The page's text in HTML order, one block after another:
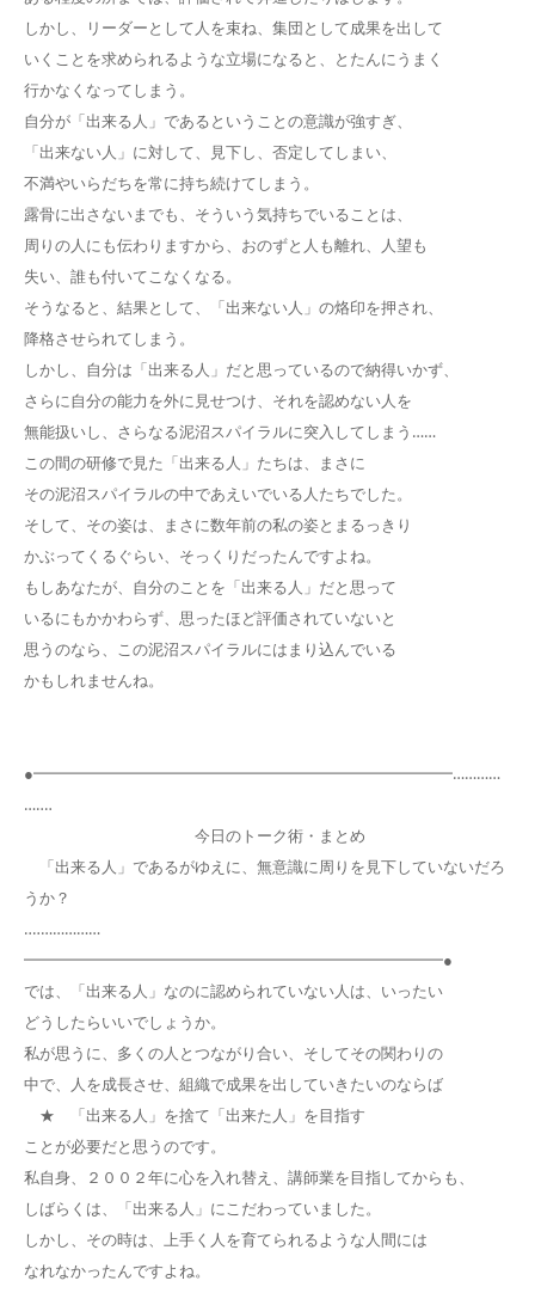
しかし、リーダーとして人を束ね、集団として成果を出して
いくことを求められるような立場になると、とたんにうまく
行かなくなってしまう。
自分が「出来る人」であるということの意識が強すぎ、
「出来ない人」に対して、見下し、否定してしまい、
不満やいらだちを常に持ち続けてしまう。
露骨に出さないまでも、そういう気持ちでいることは、
周りの人にも伝わりますから、おのずと人も離れ、人望も
失い、誰も付いてこなくなる。
そうなると、結果として、「出来ない人」の烙印を押され、
降格させられてしまう。
しかし、自分は「出来る人」だと思っているので納得いかず、
さらに自分の能力を外に見せつけ、それを認めない人を
無能扱いし、さらなる泥沼スパイラルに突入してしまう……
この間の研修で見た「出来る人」たちは、まさに
その泥沼スパイラルの中であえいでいる人たちでした。
そして、その姿は、まさに数年前の私の姿とまるっきり
かぶってくるぐらい、そっくりだったんですよね。
もしあなたが、自分のことを「出来る人」だと思って
いるにもかかわらず、思ったほど評価されていないと
思うのなら、この泥沼スパイラルにはまり込んでいる
かもしれませんね。
●━━━━━━━━━━━━━━━━━━━━━━━━━━━…………
…‥‥
今日のトーク術・まとめ
「出来る人」であるがゆえに、無意識に周りを見下していないだろ
うか？
‥‥……………
━━━━━━━━━━━━━━━━━━━━━━━━━━━●
では、「出来る人」なのに認められていない人は、いったい
どうしたらいいでしょうか。
私が思うに、多くの人とつながり合い、そしてその関わりの
中で、人を成長させ、組織で成果を出していきたいのならば
★ 「出来る人」を捨て「出来た人」を目指す
ことが必要だと思うのです。
私自身、２００２年に心を入れ替え、講師業を目指してからも、
しばらくは、「出来る人」にこだわっていました。
しかし、その時は、上手く人を育てられるような人間には
なれなかったんですよね。